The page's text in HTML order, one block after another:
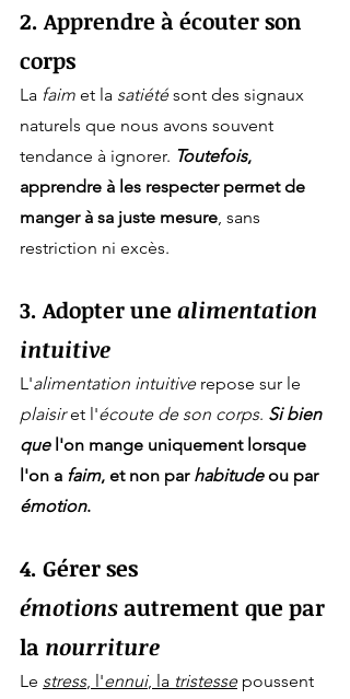
2. Apprendre à écouter son
corps
La faim et la satiété sont des signaux
naturels que nous avons souvent
tendance à ignorer. Toutefois,
apprendre à les respecter permet de
manger à sa juste mesure, sans
restriction ni excès.
3. Adopter une alimentation
intuitive
L'alimentation intuitive repose sur le
plaisir et l'écoute de son corps. Si bien
que l'on mange uniquement lorsque
l'on a faim, et non par habitude ou par
émotion.
4. Gérer ses
émotions autrement que par
la nourriture
Le stress, l'ennui, la tristesse poussent